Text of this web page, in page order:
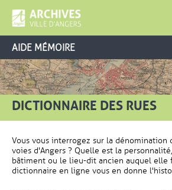
AIDE MÉMOIRE
DICTIONNAIRE DES RUES
Vous vous interrogez sur la dénomination
voies d'Angers ? Quelle est la
bâtiment ou le lieu-dit ancien auquel elle
dictionnaire en ligne vous en donne